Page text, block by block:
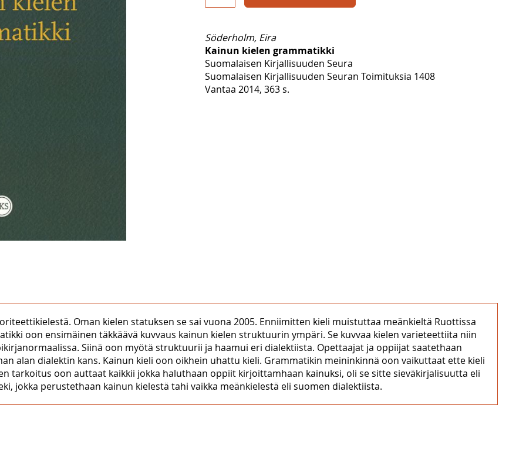
Söderholm, Eira
Kainun kielen grammatikki
Suomalaisen Kirjallisuuden Seura
Suomalaisen Kirjallisuuden Seuran Toimituksia 1408
Vantaa 2014, 363 s.
Oman kielen statuksen se sai vuona 2005. Enniimitten kieli muistuttaa meänkieltä Ruottissa
oon ensimäinen täkkäävä kuvvaus kainun kielen struktuurin ympäri. Se kuvvaa kielen varieteettiita niin
Siinä oon myötä struktuurii ja haamui eri dialektiista. Opettaajat ja oppiijat saatethaan
alan dialektin kans. Kainun kieli oon oikhein uhattu kieli. Grammatikin meininkinnä oon vaikuttaat ette kieli
tarkoitus oon auttaat kaikkii jokka haluthaan oppiit kirjoittamhaan kainuksi, oli se sitte sieväkirjalisuutta eli
jokka perustethaan kainun kielestä tahi vaikka meänkielestä eli suomen dialektiista.